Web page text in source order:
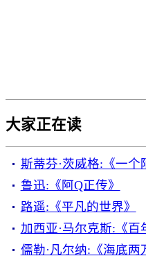
大家正在读
斯蒂芬·茨威格:《一个
鲁迅:《阿Q正传》
路遥:《平凡的世界》
加西亚·马尔克斯:《百
儒勒·凡尔纳:《海底两